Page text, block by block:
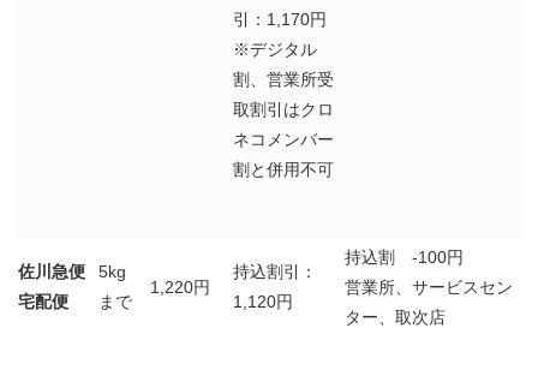
引：1,170円
※デジタル
割、営業所受
取割引はクロ
ネコメンバー
割と併用不可
佐川急便
宅配便
5kg
まで
1,220円
持込割引：
1,120円
持込割 -100円
営業所、サービスセン
ター、取次店